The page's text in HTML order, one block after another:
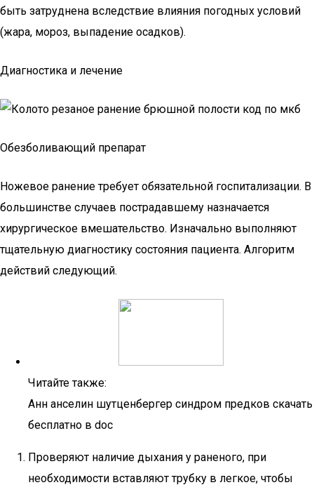
быть затруднена вследствие влияния погодных условий
(жара, мороз, выпадение осадков).
Диагностика и лечение
Обезболивающий препарат
Ножевое ранение требует обязательной госпитализации. В
большинстве случаев пострадавшему назначается
хирургическое вмешательство. Изначально выполняют
тщательную диагностику состояния пациента. Алгоритм
действий следующий.
Читайте также:
Анн анселин шутценбергер синдром предков скачать
бесплатно в doc
Проверяют наличие дыхания у раненого, при
необходимости вставляют трубку в легкое, чтобы